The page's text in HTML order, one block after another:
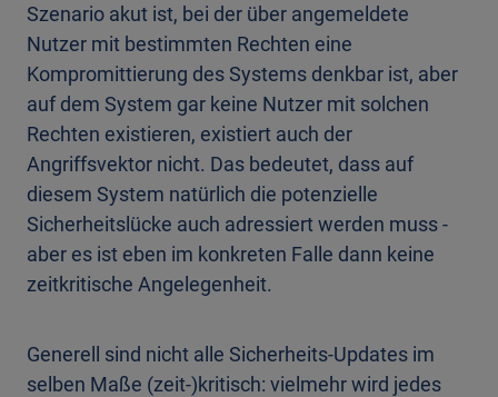
Szenario akut ist, bei der über angemeldete
Nutzer mit bestimmten Rechten eine
Kompromittierung des Systems denkbar ist, aber
auf dem System gar keine Nutzer mit solchen
Rechten existieren, existiert auch der
Angriffsvektor nicht. Das bedeutet, dass auf
diesem System natürlich die potenzielle
Sicherheitslücke auch adressiert werden muss -
aber es ist eben im konkreten Falle dann keine
zeitkritische Angelegenheit.
Generell sind nicht alle Sicherheits-Updates im
selben Maße (zeit-)kritisch: vielmehr wird jedes